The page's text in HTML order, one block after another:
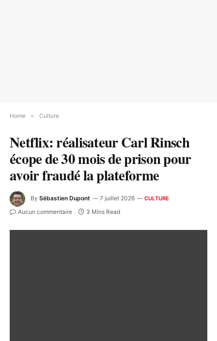
Home » Culture
Netflix: réalisateur Carl Rinsch
écope de 30 mois de prison pour
avoir fraudé la plateforme
By Sébastien Dupont 7 juillet 2026 CULTURE
Aucun commentaire 3 Mins Read